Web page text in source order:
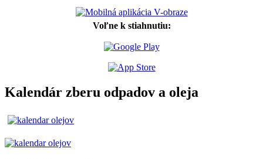
Voľne k stiahnutiu:
Kalendár zberu odpadov a oleja